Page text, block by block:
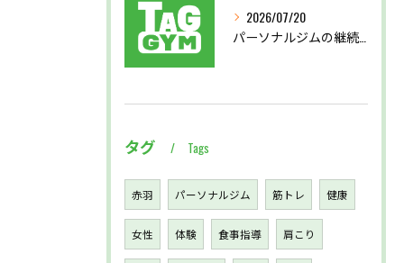
2026/07/20
タグ Tags
赤羽 パーソナルジム 筋トレ 健康
女性 体験 食事指導 肩こり